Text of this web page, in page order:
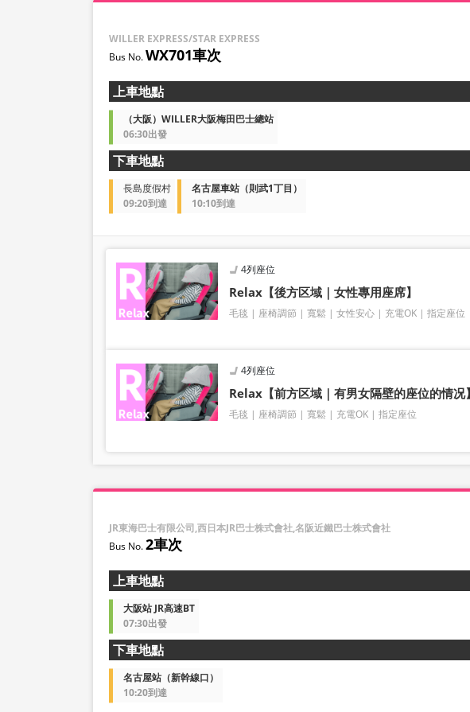
WILLER EXPRESS/STAR EXPRESS
WX701車次
上車地點
（大阪）WILLER大阪梅田巴士總站
06:30出發
下車地點
長島度假村
09:20到達
名古屋車站（則武1丁目）
10:10到達
4列座位
Relax【後方区域｜女性專用座席】
毛毯 座椅調節 寬鬆 女性安心 充電OK 指定座位
4列座位
Relax【前方区域｜有男女隔壁的座位的情况】
毛毯 座椅調節 寬鬆 充電OK 指定座位
JR東海巴士有限公司,西日本JR巴士株式會社,名阪近鐵巴士株式會社
2車次
上車地點
大阪站 JR高速BT
07:30出發
下車地點
名古屋站（新幹線口）
10:20到達